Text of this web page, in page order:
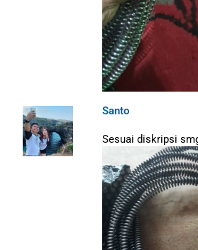
Santo
Sesuai diskripsi